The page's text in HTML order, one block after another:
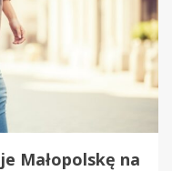
Małopolskę na